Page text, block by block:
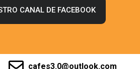
CANAL DE FACEBOOK
cafes3.0@outlook.com